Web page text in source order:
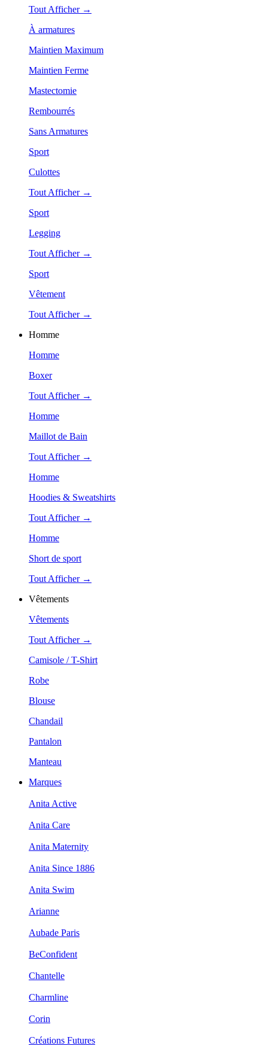
Tout Afficher →
À armatures
Maintien Maximum
Maintien Ferme
Mastectomie
Rembourrés
Sans Armatures
Sport
Culottes
Tout Afficher →
Sport
Legging
Tout Afficher →
Sport
Vêtement
Tout Afficher →
Homme
Homme
Boxer
Tout Afficher →
Homme
Maillot de Bain
Tout Afficher →
Homme
Hoodies & Sweatshirts
Tout Afficher →
Homme
Short de sport
Tout Afficher →
Vêtements
Vêtements
Tout Afficher →
Camisole / T-Shirt
Robe
Blouse
Chandail
Pantalon
Manteau
Marques
Anita Active
Anita Care
Anita Maternity
Anita Since 1886
Anita Swim
Arianne
Aubade Paris
BeConfident
Chantelle
Charmline
Corin
Créations Futures